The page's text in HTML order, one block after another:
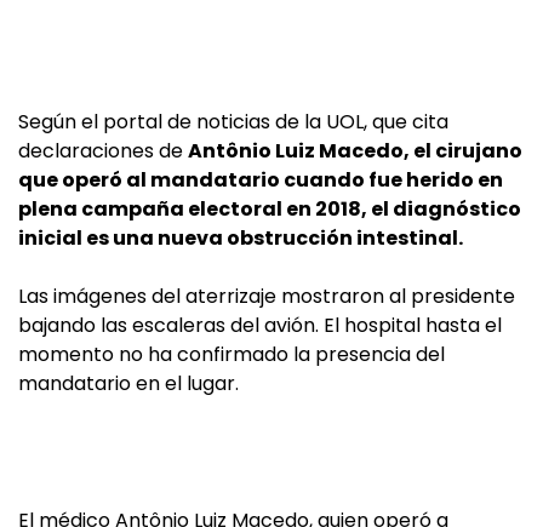
Según el portal de noticias de la UOL, que cita
declaraciones deAntônio Luiz Macedo, el cirujano
que operó al mandatario cuando fue herido en
plena campaña electoral en 2018, el diagnóstico
inicial es una nueva obstrucción intestinal.
Las imágenes del aterrizaje mostraron al presidente
bajando las escaleras del avión. El hospital hasta el
momento no ha confirmado la presencia del
mandatario en el lugar.
El médico Antônio Luiz Macedo, quien operó a